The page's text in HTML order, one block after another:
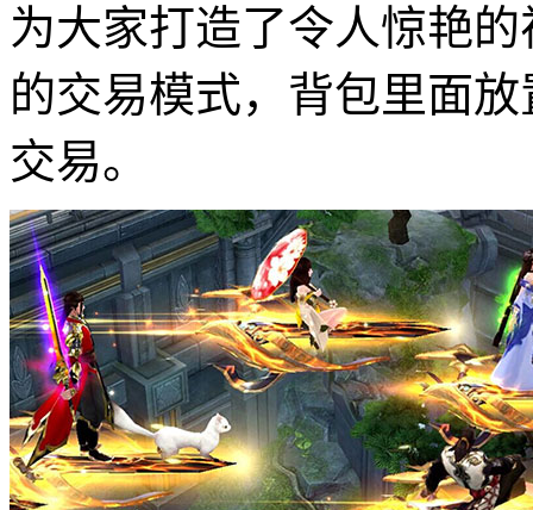
为大家打造了令人惊艳
的交易模式，背包里面
交易。